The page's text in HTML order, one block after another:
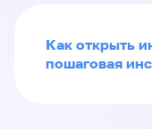
Как открыть
пошаговая